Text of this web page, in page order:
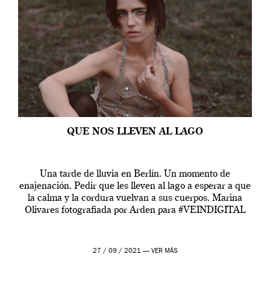
QUE NOS LLEVEN AL LAGO
Una tarde de lluvia en Berlín. Un momento de
enajenación. Pedir que les lleven al lago a esperar a que
la calma y la cordura vuelvan a sus cuerpos. Marina
Olivares fotografiada por Arden para #VEINDIGITAL
27 / 09 / 2021 — VER MÁS